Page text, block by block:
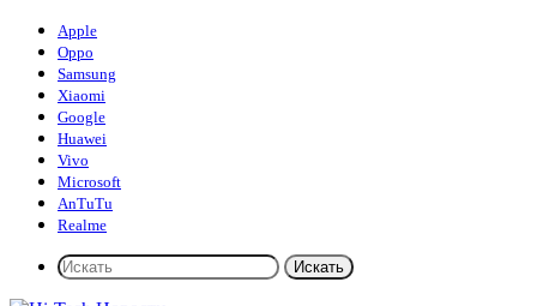
Apple
Oppo
Samsung
Xiaomi
Google
Huawei
Vivo
Microsoft
AnTuTu
Realme
Искать